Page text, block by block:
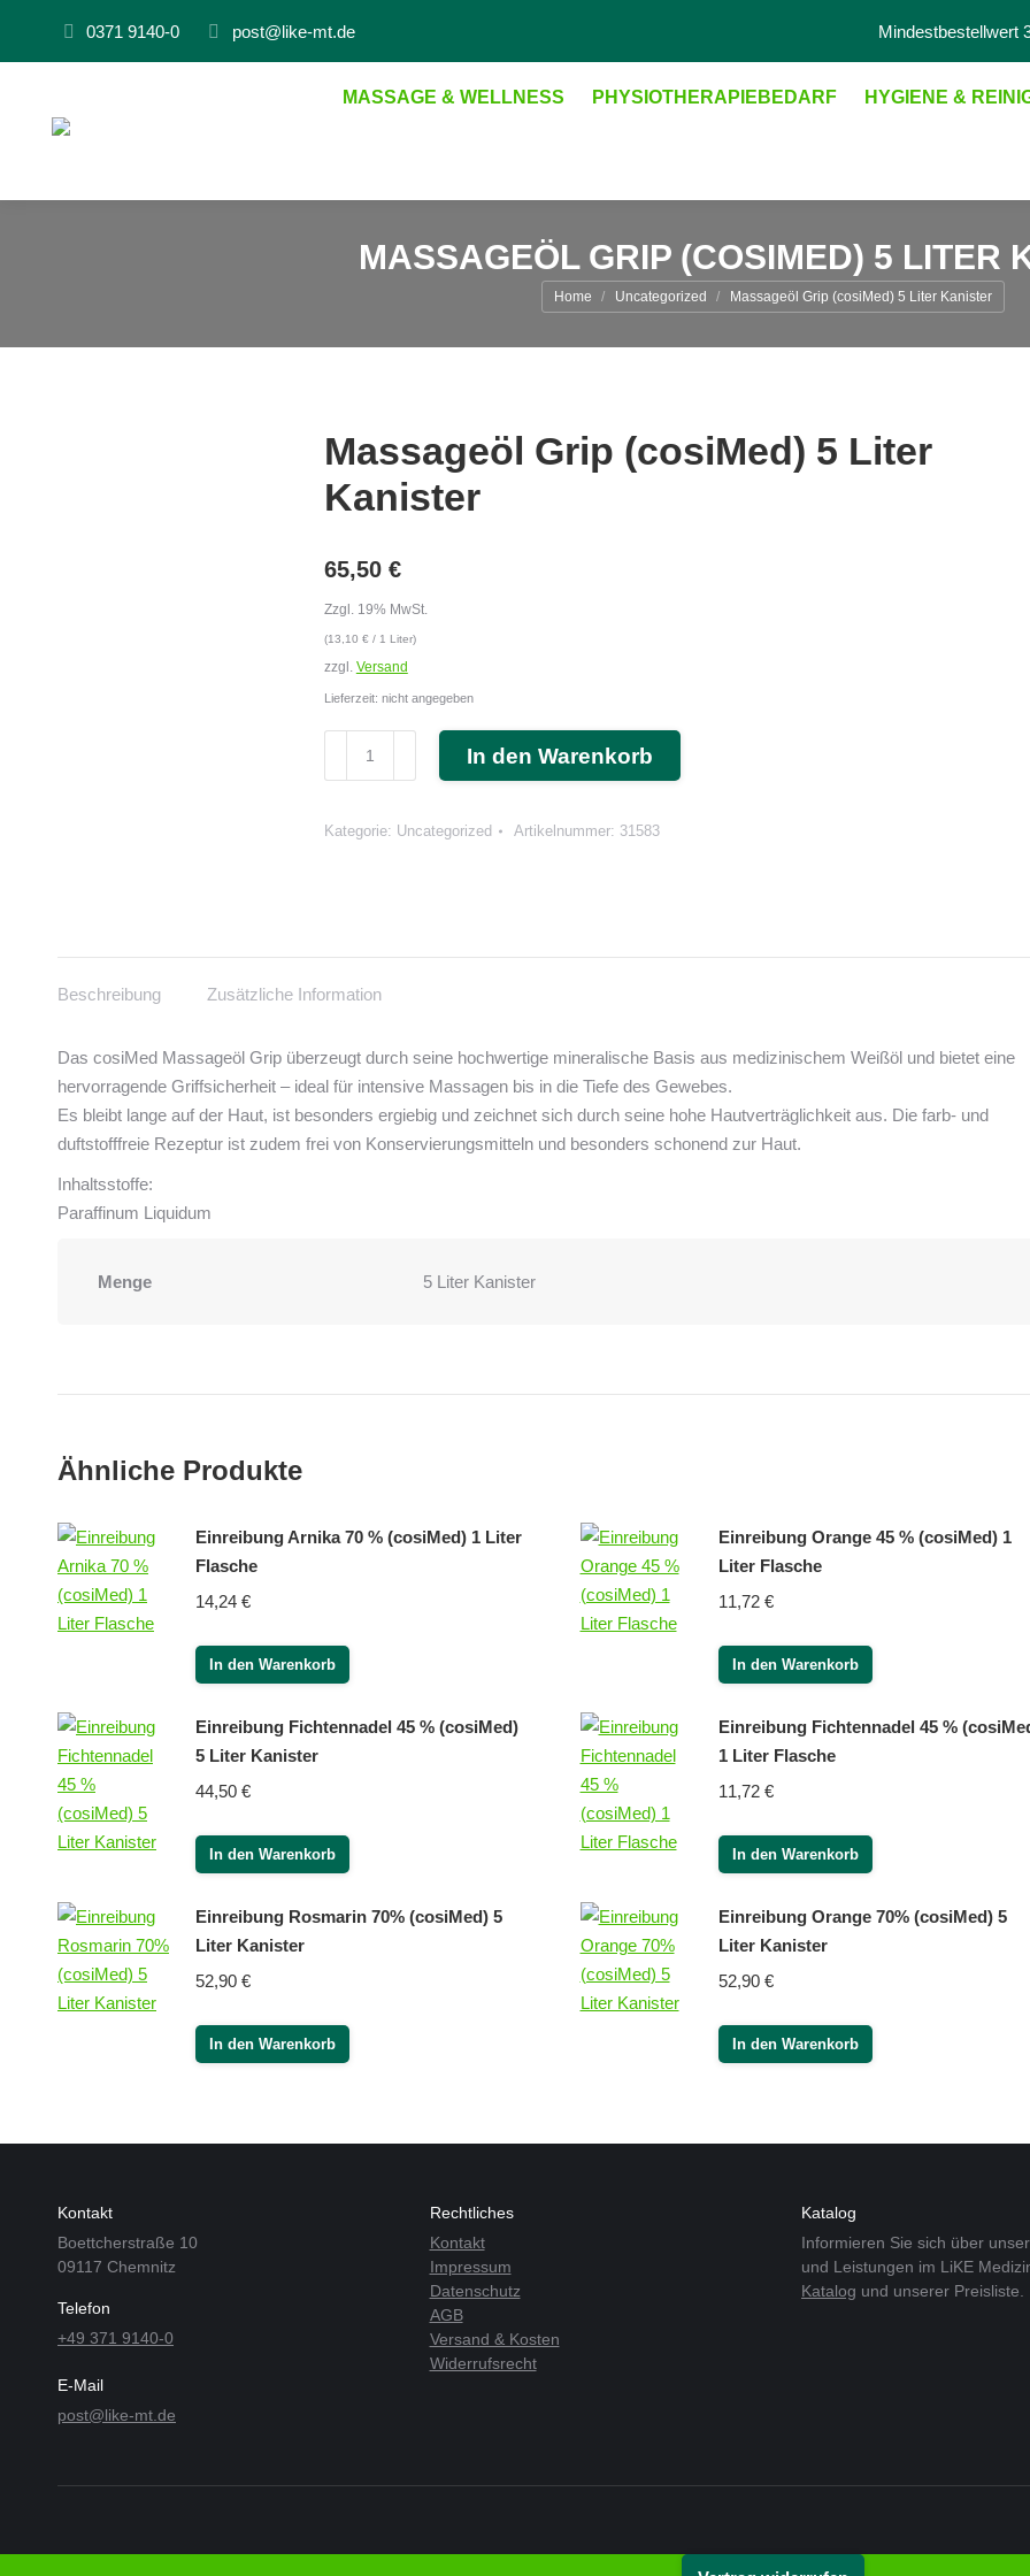
0371 9140-0 post@like-mt.de Mindestbestellwert
MASSAGE & WELLNESS PHYSIOTHERAPIEBEDARF HYGIENE &
MASSAGEÖL GRIP (COSIMED) 5 LITER
Sie sind hier:
Home Uncategorized Massageöl Grip (cosiMed) 5 Liter Kanister
Massageöl Grip (cosiMed) 5 Liter
Kanister
65,50 €
Zzgl. 19% MwSt.
(13,10 € / 1 Liter)
zzgl. Versand
Lieferzeit: nicht angegeben
5
In den Warenkorb
Kategorie: Uncategorized Artikelnummer: 31583
Beschreibung Zusätzliche Information
Das cosiMed Massageöl Grip überzeugt durch seine hochwertige mineralische Basis aus medizinischem Weißöl und bietet eine
hervorragende Griffsicherheit – ideal für intensive Massagen bis in die Tiefe des Gewebes.
Es bleibt lange auf der Haut, ist besonders ergiebig und zeichnet sich durch seine hohe Hautverträglichkeit aus. Die farb- und
duftstofffreie Rezeptur ist zudem frei von Konservierungsmitteln und besonders schonend zur Haut.
Inhaltsstoffe:
Paraffinum Liquidum
Menge 5 Liter Kanister
Ähnliche Produkte
Einreibung Arnika 70 % (cosiMed) 1 Liter
Flasche
14,24 €
In den Warenkorb
Einreibung Orange 45 % (cosiMed) 1
Liter Flasche
11,72 €
In den Warenkorb
Einreibung Fichtennadel 45 % (cosiMed)
5 Liter Kanister
44,50 €
In den Warenkorb
Einreibung Fichtennadel 45 %
1 Liter Flasche
11,72 €
In den Warenkorb
Einreibung Rosmarin 70% (cosiMed) 5
Liter Kanister
52,90 €
In den Warenkorb
Einreibung Orange 70% (cosiMed) 5
Liter Kanister
52,90 €
In den Warenkorb
Kontakt
Boettcherstraße 10
09117 Chemnitz
Telefon
+49 371 9140-0
E-Mail
post@like-mt.de
Rechtliches
Kontakt
Impressum
Datenschutz
AGB
Versand & Kosten
Widerrufsrecht
Katalog
Informieren Sie sich über
und Leistungen im LiKE
Katalog und unserer Preisliste.